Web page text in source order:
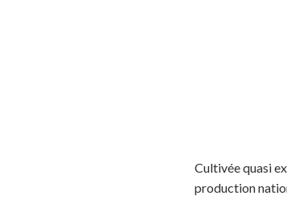
Cultivée quasi
production